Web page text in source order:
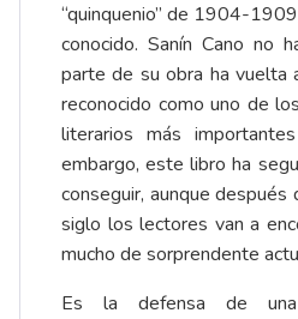
“quinquenio” de 1904-
conocido. Sanín Cano no
parte de su obra ha vuelta
reconocido como uno de
literarios más
embargo, este libro ha
conseguir, aunque después
siglo los lectores van a
mucho de sorprendente
Es la defensa de una